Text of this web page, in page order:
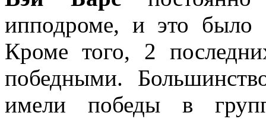
ипподроме, и это было
Кроме того, 2
победными.
имели победы в